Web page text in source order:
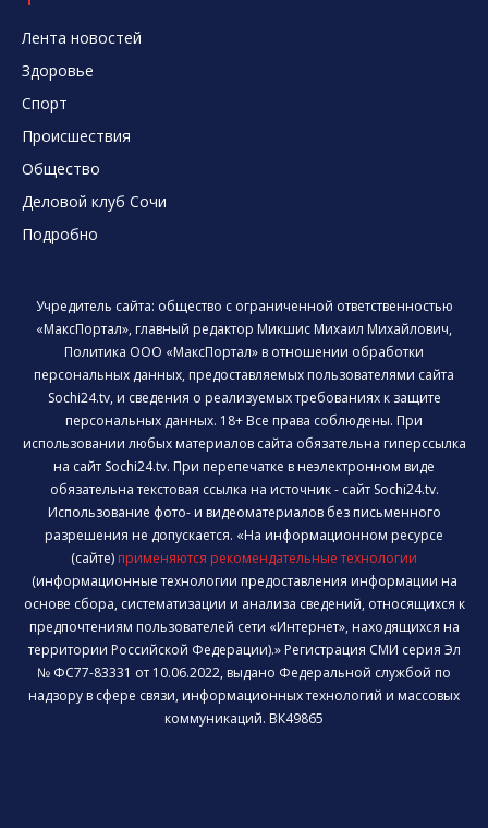
Лента новостей
Здоровье
Спорт
Происшествия
Общество
Деловой клуб Сочи
Подробно
Учредитель сайта: общество с ограниченной ответственностью
«МаксПортал», главный редактор Микшис Михаил Михайлович,
Политика ООО «МаксПортал» в отношении обработки
персональных данных, предоставляемых пользователями сайта
Sochi24.tv, и сведения о реализуемых требованиях к защите
персональных данных. 18+ Все права соблюдены. При
использовании любых материалов сайта обязательна гиперссылка
на сайт Sochi24.tv. При перепечатке в неэлектронном виде
обязательна текстовая ссылка на источник - сайт Sochi24.tv.
Использование фото- и видеоматериалов без письменного
разрешения не допускается. «На информационном ресурсе
(сайте) применяются рекомендательные технологии
(информационные технологии предоставления информации на
основе сбора, систематизации и анализа сведений, относящихся к
предпочтениям пользователей сети «Интернет», находящихся на
территории Российской Федерации).» Регистрация СМИ серия Эл
№ ФС77-83331 от 10.06.2022, выдано Федеральной службой по
надзору в сфере связи, информационных технологий и массовых
коммуникаций. ВК49865